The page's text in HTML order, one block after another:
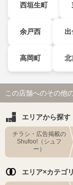
西垣生町
余戸西
高岡町 北
この店舗へのその他
エリアから探す
チラシ・広告掲載の
Shufoo!（シュフ
ー）
エリア×カテゴ